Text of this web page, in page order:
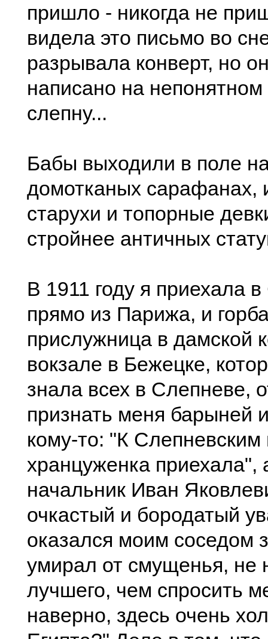
пришло - никогда не
видела это письмо во
разрывала конверт, но
написано на
слепну...
Бабы выходили в поле
домотканых сарафанах,
старухи и топорные
стройнее античных
В 1911 году я приехала
прямо из Парижа, и
прислужница в дамской
вокзале в Бежецке,
знала всех в Слепневе,
признать меня барыней
кому-то: "К Слепневским
хранцуженка приехала",
начальник Иван
очкастый и бородатый
оказался моим соседом
умирал от смущенья, не
лучшего, чем спросить
наверно, здесь очень